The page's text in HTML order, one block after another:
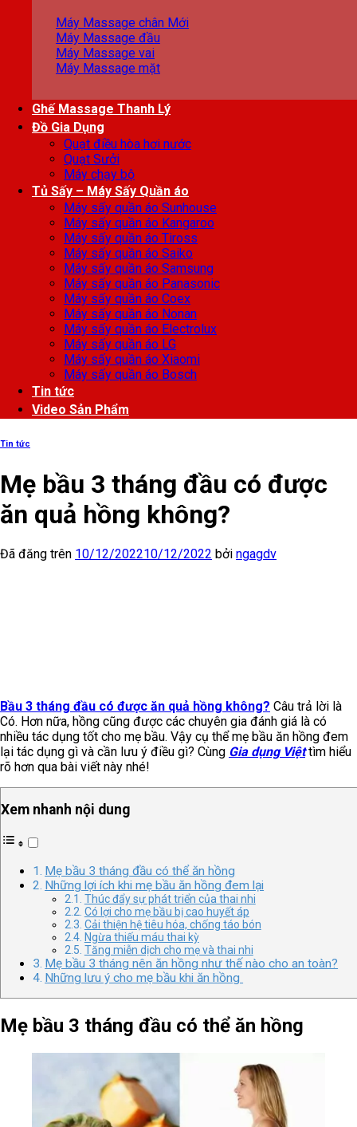
Máy Massage chân
Máy Massage đầu
Máy Massage vai
Máy Massage mặt
Ghế Massage Thanh Lý
Đồ Gia Dụng
Quạt điều hòa hơi nước
Quạt Sưởi
Máy chạy bộ
Tủ Sấy – Máy Sấy Quần áo
Máy sấy quần áo Sunhouse
Máy sấy quần áo Kangaroo
Máy sấy quần áo Tiross
Máy sấy quần áo Saiko
Máy sấy quần áo Samsung
Máy sấy quần áo Panasonic
Máy sấy quần áo Coex
Máy sấy quần áo Nonan
Máy sấy quần áo Electrolux
Máy sấy quần áo LG
Máy sấy quần áo Xiaomi
Máy sấy quần áo Bosch
Tin tức
Video Sản Phẩm
Tin tức
Mẹ bầu 3 tháng đầu có được
ăn quả hồng không?
Đã đăng trên 10/12/202210/12/2022 bởi ngagdv
Bầu 3 tháng đầu có được ăn quả hồng không? Câu trả lời là
Có. Hơn nữa, hồng cũng được các chuyên gia đánh giá là có
nhiều tác dụng tốt cho mẹ bầu. Vậy cụ thể mẹ bầu ăn hồng đem
lại tác dụng gì và cần lưu ý điều gì? Cùng Gia dụng Việttìm hiểu
rõ hơn qua bài viết này nhé!
Xem nhanh nội dung
Mẹ bầu 3 tháng đầu có thể ăn hồng
Những lợi ích khi mẹ bầu ăn hồng đem lại
Thúc đẩy sự phát triển của thai nhi
Có lợi cho mẹ bầu bị cao huyết áp
Cải thiện hệ tiêu hóa, chống táo bón
Ngừa thiếu máu thai kỳ
Tăng miễn dịch cho mẹ và thai nhi
Mẹ bầu 3 tháng nên ăn hồng như thế nào cho an toàn?
Những lưu ý cho mẹ bầu khi ăn hồng
Mẹ bầu 3 tháng đầu có thể ăn hồng